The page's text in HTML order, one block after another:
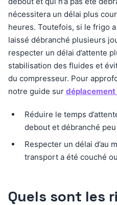
nécessitera un délai plus
heures. Toutefois, si le frigo
laissé débranché plusieurs
respecter un délai d’attente
stabilisation des fluides et
du compresseur. Pour
notre guide sur
Réduire le temps
debout et débranché
Respecter un délai d’au
transport a été couché
Quels sont les